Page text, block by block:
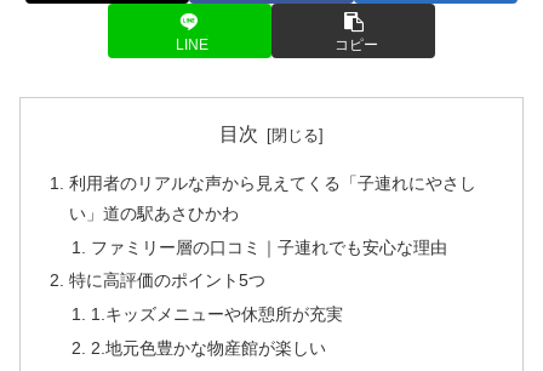
LINE コピー
目次
利用者のリアルな声から見えてくる「子連れにやさし
い」道の駅あさひかわ
ファミリー層の口コミ｜子連れでも安心な理由
特に高評価のポイント5つ
1.キッズメニューや休憩所が充実
2.地元色豊かな物産館が楽しい